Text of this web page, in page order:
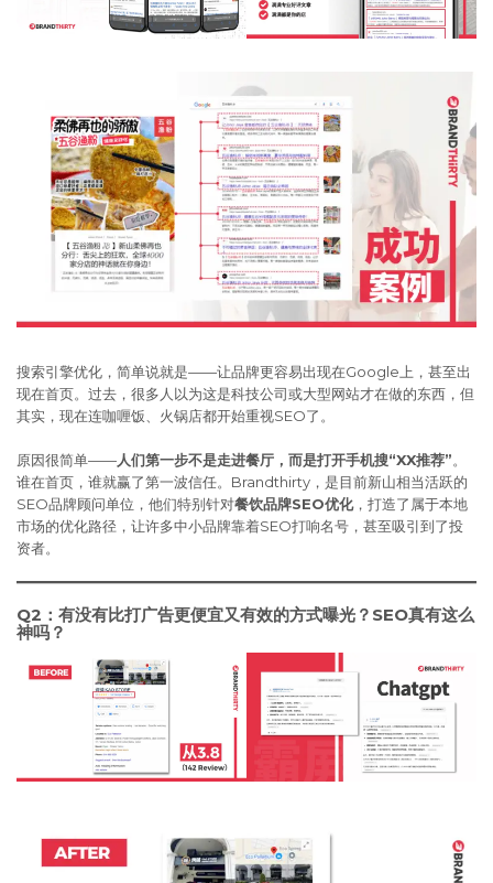
搜索引擎优化，简单说就是——让品牌更容易出现在Google上，甚至出
现在首页。过去，很多人以为这是科技公司或大型网站才在做的东西，但
其实，现在连咖喱饭、火锅店都开始重视SEO了。
原因很简单——人们第一步不是走进餐厅，而是打开手机搜“XX推荐”。
谁在首页，谁就赢了第一波信任。Brandthirty，是目前新山相当活跃的
SEO品牌顾问单位，他们特别针对餐饮品牌SEO优化，打造了属于本地
市场的优化路径，让许多中小品牌靠着SEO打响名号，甚至吸引到了投
资者。
Q2：有没有比打广告更便宜又有效的方式曝光？SEO真有这么
神吗？